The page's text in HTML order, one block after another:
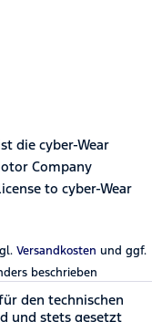
die cyber-Wear
Company
to cyber-Wear
Versandkosten und ggf.
beschrieben
den technischen
und stets gesetzt